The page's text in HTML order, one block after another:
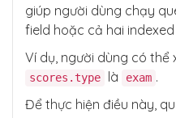
giúp người dùng chạy
field hoặc cả hai indexed
Ví dụ, người dùng có thể
scores.type là exam .
Để thực hiện điều này,